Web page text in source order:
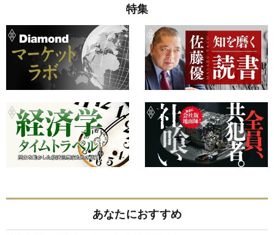
特集
あなたにおすすめ